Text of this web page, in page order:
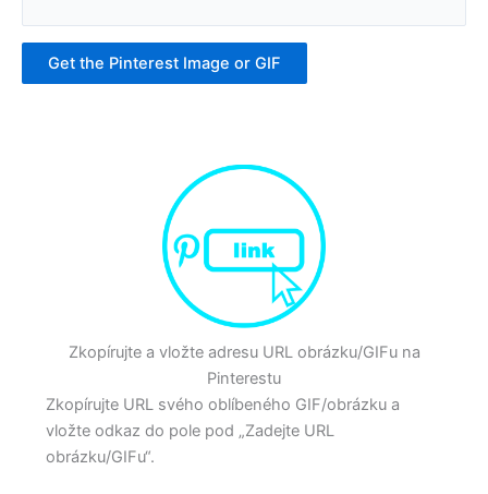
Get the Pinterest Image or GIF
Zkopírujte a vložte adresu URL obrázku/GIFu na
Pinterestu
Zkopírujte URL svého oblíbeného GIF/obrázku a
vložte odkaz do pole pod „Zadejte URL
obrázku/GIFu“.